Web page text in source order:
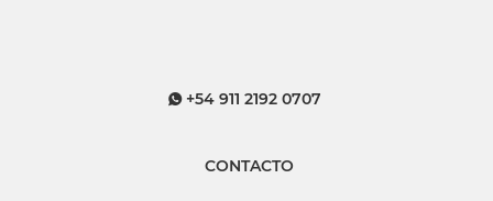
+54 911 2192 0707
CONTACTO